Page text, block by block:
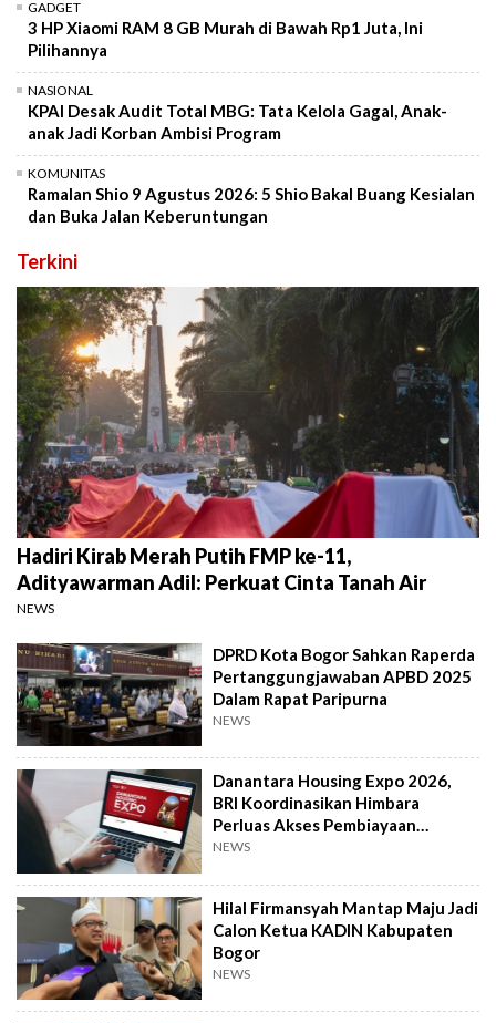
GADGET
3 HP Xiaomi RAM 8 GB Murah di Bawah Rp1 Juta, Ini
Pilihannya
NASIONAL
KPAI Desak Audit Total MBG: Tata Kelola Gagal, Anak-
anak Jadi Korban Ambisi Program
KOMUNITAS
Ramalan Shio 9 Agustus 2026: 5 Shio Bakal Buang Kesialan
dan Buka Jalan Keberuntungan
Terkini
Hadiri Kirab Merah Putih FMP ke-11,
Adityawarman Adil: Perkuat Cinta Tanah Air
NEWS
DPRD Kota Bogor Sahkan Raperda
Pertanggungjawaban APBD 2025
Dalam Rapat Paripurna
NEWS
Danantara Housing Expo 2026,
BRI Koordinasikan Himbara
Perluas Akses Pembiayaan
Perumahan
NEWS
Hilal Firmansyah Mantap Maju Jadi
Calon Ketua KADIN Kabupaten
Bogor
NEWS